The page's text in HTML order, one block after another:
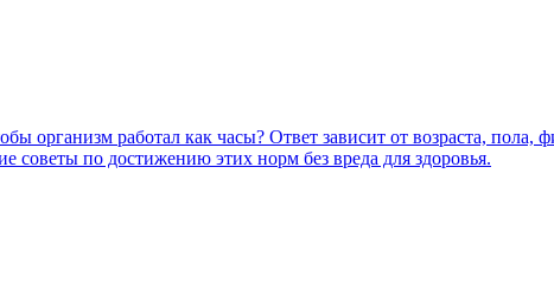
организм работал как часы? Ответ зависит от возраста, пола,
советы по достижению этих норм без вреда для здоровья.